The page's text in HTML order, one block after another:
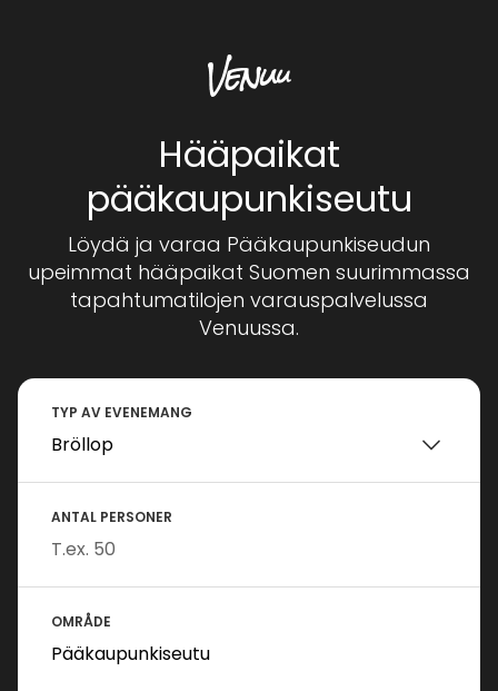
Hääpaikat
pääkaupunkiseutu
Löydä ja varaa Pääkaupunkiseudun
upeimmat hääpaikat Suomen suurimmassa
tapahtumatilojen varauspalvelussa
Venuussa.
TYP AV EVENEMANG
ANTAL PERSONER
OMRÅDE